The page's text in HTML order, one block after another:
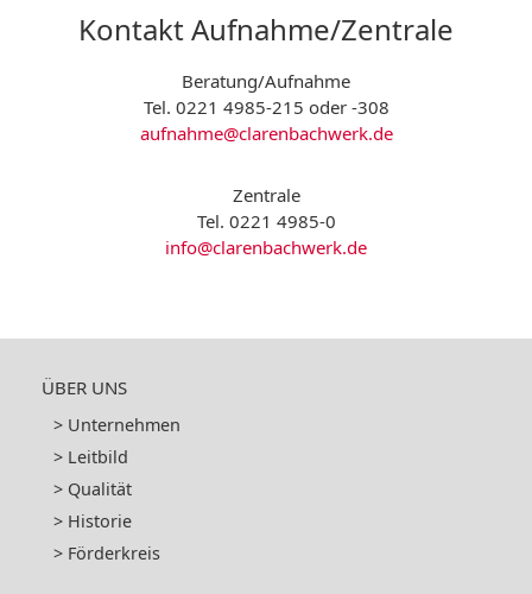
Kontakt Aufnahme/Zentrale
Beratung/Aufnahme
Tel. 0221 4985-215 oder -308
aufnahme@clarenbachwerk.de
Zentrale
Tel. 0221 4985-0
info@clarenbachwerk.de
ÜBER UNS
Unternehmen
Leitbild
Qualität
Historie
Förderkreis